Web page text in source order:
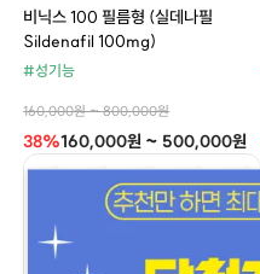
비닉스 100 필름형 (실데나필
Sildenafil 100mg)
#성기능
160,000원 ~ 800,000원
38%160,000원 ~ 500,000원